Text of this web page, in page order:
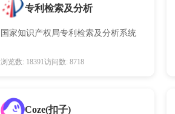
专利检索及分析
国家知识产权局专利检索及分析系统
浏览数: 18391访问数: 8718
Coze(扣子)